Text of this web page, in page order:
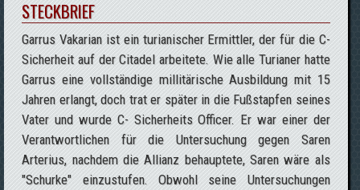
STECKBRIEF
Garrus Vakarian ist ein turianischer Ermittler, der für die C-
Sicherheit auf der Citadel arbeitete. Wie alle Turianer hatte
Garrus eine vollständige millitärische Ausbildung mit 15
Jahren erlangt, doch trat er später in die Fußstapfen seines
Vater und wurde C- Sicherheits Officer. Er war einer der
Verantwortlichen für die Untersuchung gegen Saren
Arterius, nachdem die Allianz behauptete, Saren wäre als
"Schurke" einzustufen. Obwohl seine Untersuchungen